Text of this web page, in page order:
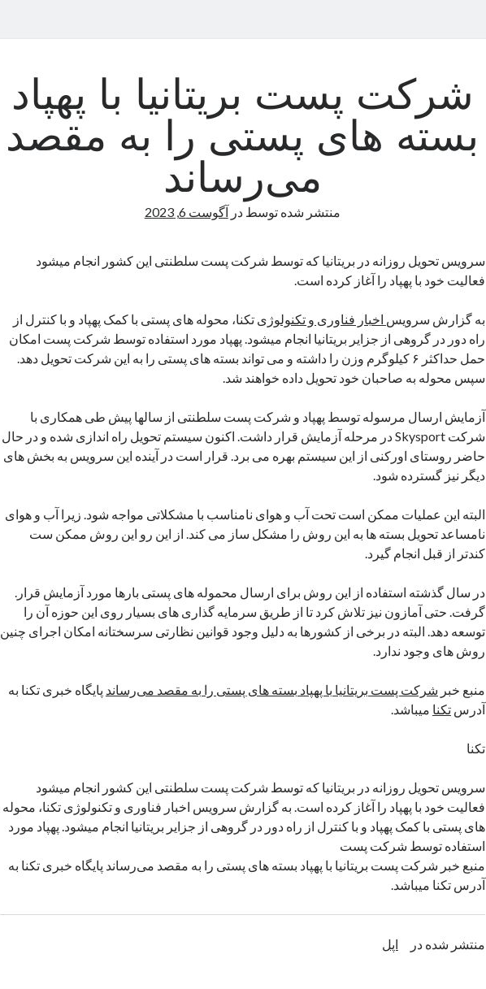
شرکت پست بریتانیا با پهپاد
بسته های پستی را به مقصد
می‌رساند
منتشر شده توسطدرآگوست 6, 2023
سرویس تحویل روزانه در بریتانیا که توسط شرکت پست سلطنتی این کشور انجام میشود
فعالیت خود با پهپاد را آغاز کرده است.
به گزارش سرویس اخبار فناوری و تکنولوژی تکنا، محوله های پستی با کمک پهپاد و با کنترل از
راه دور در گروهی از جزایر بریتانیا انجام میشود. پهپاد مورد استفاده توسط شرکت پست امکان
حمل حداکثر ۶ کیلوگرم وزن را داشته و می تواند بسته های پستی را به این شرکت تحویل دهد.
سپس محوله به صاحبان خود تحویل داده خواهند شد.
آزمایش ارسال مرسوله توسط پهپاد و شرکت پست سلطنتی از سالها پیش طی همکاری با
شرکت Skysport در مرحله آزمایش قرار داشت. اکنون سیستم تحویل راه اندازی شده و در حال
حاضر روستای اورکنی از این سیستم بهره می برد. قرار است در آینده این سرویس به بخش های
دیگر نیز گسترده شود.
البته این عملیات ممکن است تحت آب و هوای نامناسب با مشکلاتی مواجه شود. زیرا آب و هوای
نامساعد تحویل بسته ها به این روش را مشکل ساز می کند. از این رو این روش ممکن ست
کندتر از قبل انجام گیرد.
در سال گذشته استفاده از این روش برای ارسال محموله های پستی بارها مورد آزمایش قرار.
گرفت. حتی آمازون نیز تلاش کرد تا از طریق سرمایه گذاری های بسیار روی این حوزه آن را
توسعه دهد. البته در برخی از کشورها به دلیل وجود قوانین نظارتی سرسختانه امکان اجرای چنین
روش های وجود ندارد.
منبع خبر شرکت پست بریتانیا با پهپاد بسته های پستی را به مقصد می‌رساند پایگاه خبری تکنا به
آدرستکنا میباشد.
تکنا
سرویس تحویل روزانه در بریتانیا که توسط شرکت پست سلطنتی این کشور انجام میشود
فعالیت خود با پهپاد را آغاز کرده است. به گزارش سرویس اخبار فناوری و تکنولوژی تکنا، محوله
های پستی با کمک پهپاد و با کنترل از راه دور در گروهی از جزایر بریتانیا انجام میشود. پهپاد مورد
استفاده توسط شرکت پست
منبع خبر شرکت پست بریتانیا با پهپاد بسته های پستی را به مقصد می‌رساند پایگاه خبری تکنا به
آدرس تکنا میباشد.
منتشر شده در اپل